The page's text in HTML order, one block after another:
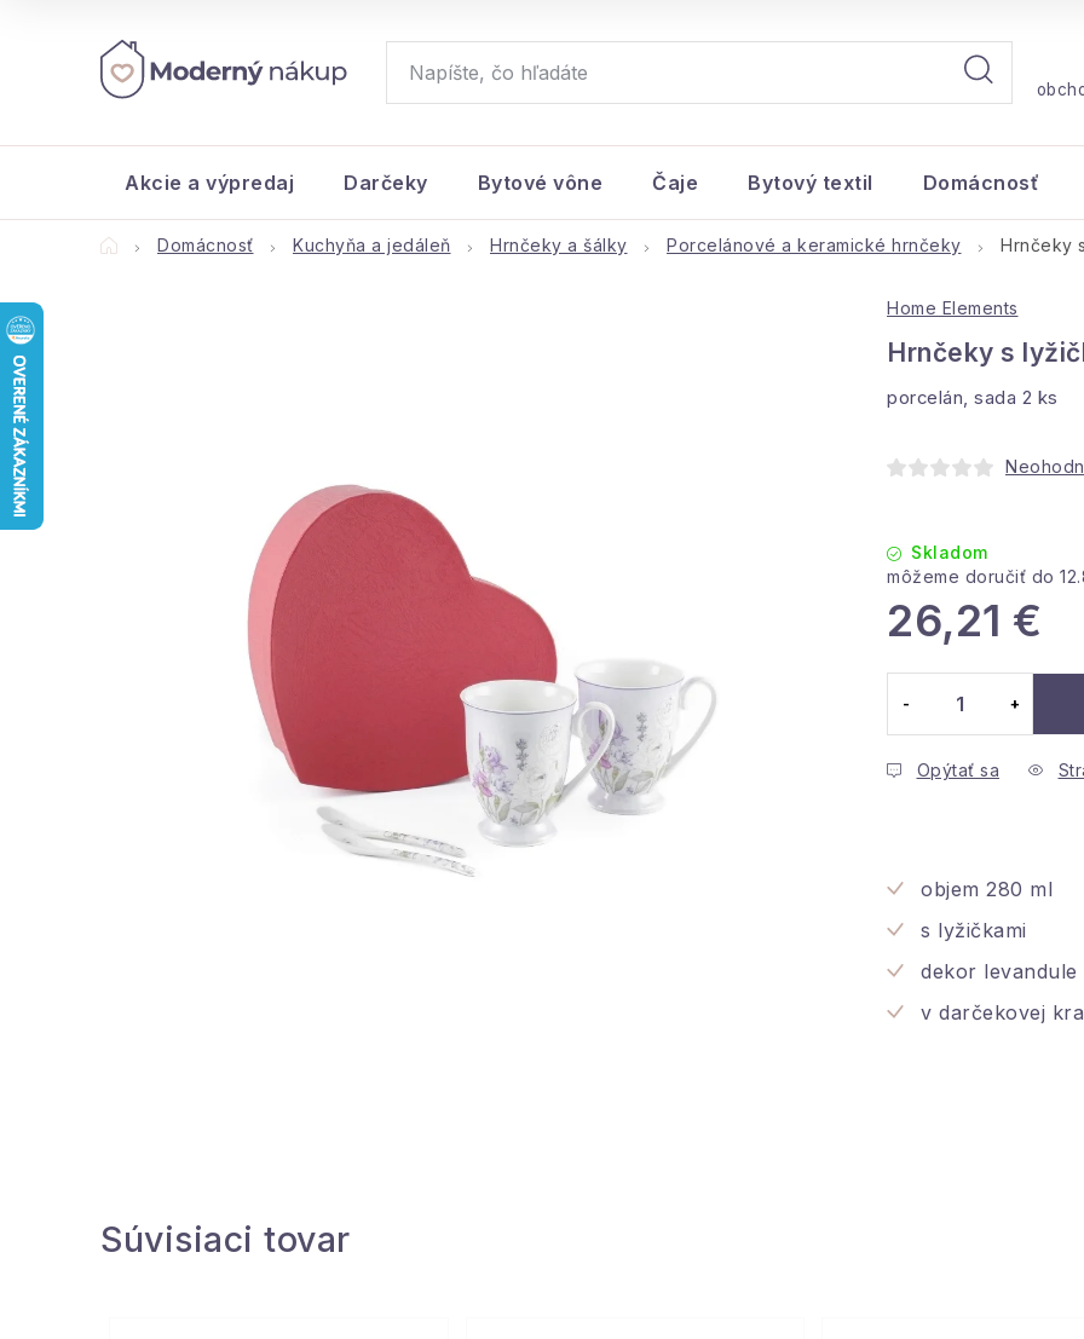
Akcie a výpredaj Darčeky Bytové vône Čaje Bytový textil Domácnosť
DomovDomácnosť Kuchyňa a jedáleň Hrnčeky a šálky Porcelánové a keramické hrnčeky Hrnčeky
Home Elements
Hrnčeky s
porcelán, sada 2 ks
Skladom
26,21 €
Opýtať sa
objem 280 ml
s lyžičkami
dekor levandule
v darčekovej
Súvisiaci tovar